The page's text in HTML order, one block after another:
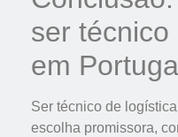
ser
em
Ser técnico de
escolha promissora,